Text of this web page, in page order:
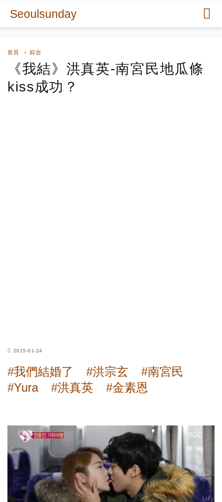
Seoulsunday
首頁 綜合
《我結》洪真英-南宮民地瓜條
kiss成功？
2015-01-24
#我們結婚了 #洪宗玄
#南宮民
#Yura
#洪真英 #金素恩